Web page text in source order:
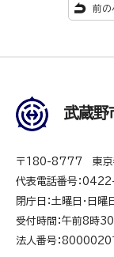
前の
武蔵野
〒180-8777 東京
代表電話番号：
閉庁日：土曜日・日
受付時間：午前8時
法人番号：